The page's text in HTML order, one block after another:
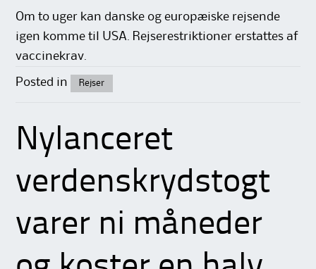
Om to uger kan danske og europæiske rejsende
igen komme til USA. Rejserestriktioner erstattes af
vaccinekrav.
Posted in Rejser
Nylanceret
verdenskrydstogt
varer ni måneder